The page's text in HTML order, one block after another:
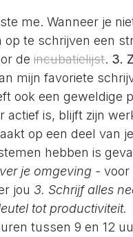
me. Wanneer je
te schrijven een
de incubatielijst. 3.
mijn favoriete
ook een geweldige
actief is, blijft zijn
op een deel van
hebben is
je omgeving - voor
jou 3. Schrijf alles
tot productiviteit.
tussen 9 en 12